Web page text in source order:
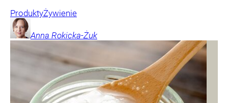
ProduktyŻywienie
Anna Rokicka-Żuk